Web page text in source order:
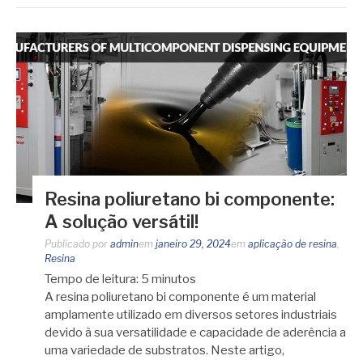
Resina poliuretano bi componente:
A solução versátil!
Publicado por adminem janeiro 29, 2024em aplicação de resina,
Resina
Tempo de leitura: 5 minutos
A resina poliuretano bi componente é um material
amplamente utilizado em diversos setores industriais
devido à sua versatilidade e capacidade de aderência a
uma variedade de substratos. Neste artigo,